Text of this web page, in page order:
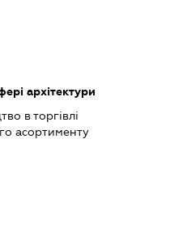
архітектури
в торгівлі
асортименту